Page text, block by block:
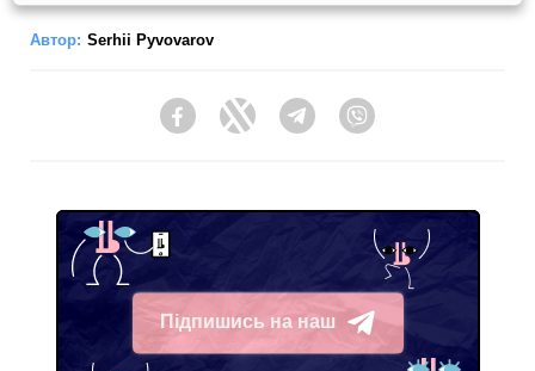
Автор: Serhii Pyvovarov
FacebookTwitter Telegram
Підпишись на наш
Telegram